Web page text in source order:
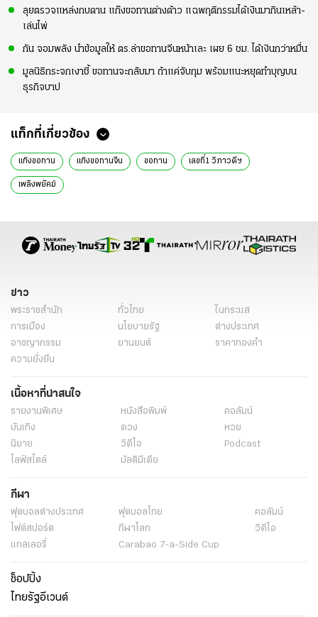
ลุยตรวจแหล่งกบดาน แก๊งขอทานต่างด้าว แฉพฤติกรรมได้เงินมากินเหล้า-
เล่นไพ่
กัน จอมพลัง นำข้อมูลให้ ตร.ล่าขอทานจีนหน้าเละ เผย 6 ชม. ได้เงินกว่าหมื่น
มูลนิธิกระจกเงาชี้ ขอทานจะกลับมา ถ้าแค่จับกุม พร้อมแนะหยุดทำบุญบน
ธุรกิจบาป
แท็กที่เกี่ยวข้อง
แก๊งขอทาน แก๊งขอทานจีน ขอทาน เลขที่1 วิภาวดีฯ
เพลิงพยัคฆ์
ข่าว
พระราชสำนัก ทั่วไทย
ในกระแส
การเมือง
นโยบายรัฐ
ต่างประเทศ
อาชญากรรม
ยานยนต์
ราคาทองคำ
ความยั่งยืน
เนื้อหาที่น่าสนใจ
รายงานพิเศษ หนังสือพิมพ์
คอลัมน์
บันเทิง
ดวง
หวย
นิยาย
วิดีโอ
Podcast
ไลฟ์สไตล์
มัลติมีเดีย
กีฬา
ฟุตบอลต่่างประเทศ ฟุตบอลไทย
คอลัมน์
ไฟต์สปอร์ต
กีฬาโลก
วิดีโอ
แกลเลอรี่
Carabao 7-a-Side Cup
ช็อปปิ้ง
ไทยรัฐอีเวนต์